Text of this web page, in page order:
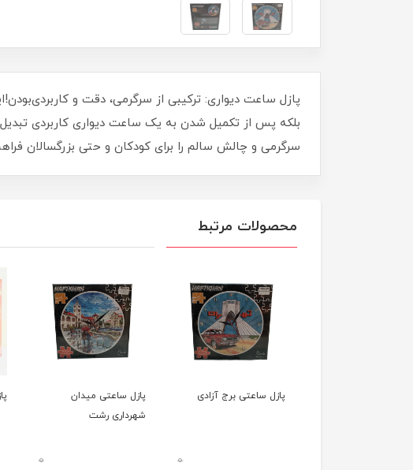
پازل ساعت دیواری: ترکیبی از سرگرمی، دقت و
سرگرمی و چالش سالم را برای کودکان و حتی بزرگسالان
محصولات مرتبط
پازل ساعتی برج آزادی
0
پازل ساعتی میدان
شهرداری رشت
0
پازل